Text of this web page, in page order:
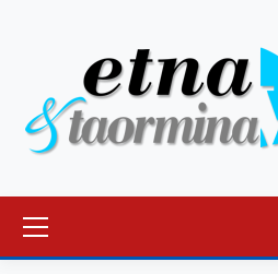
principale